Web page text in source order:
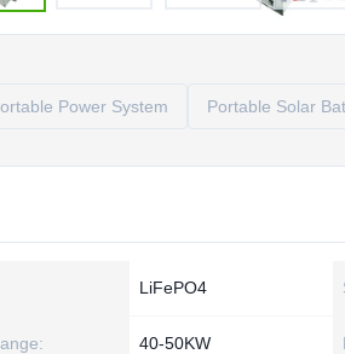
Power System Portable Solar
LiFePO4
40-50KW